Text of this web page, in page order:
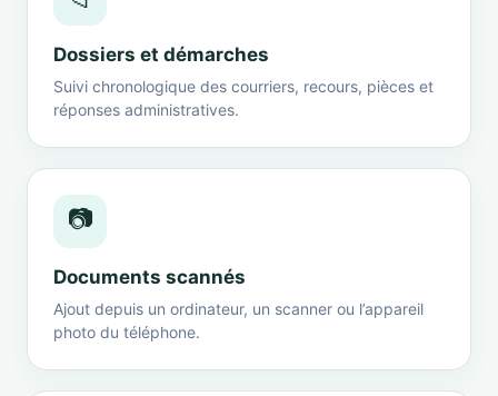
Dossiers et démarches
Suivi chronologique des courriers, recours, pièces et
réponses administratives.
📷
Documents scannés
Ajout depuis un ordinateur, un scanner ou l’appareil
photo du téléphone.